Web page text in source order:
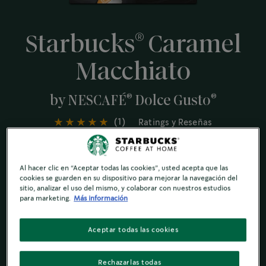
Starbucks® Caramel
Macchiato
by NESCAFÉ® Dolce Gusto®
(1) Ratings y Reseñas
Disfrutá del placer cremoso de la leche y el sabor a
caramelo de esta bebida clásica. Crealo en casa
Nuestro clásico con caramelo
Ingredient and Nutrition
Al hacer clic en “Aceptar todas las cookies”, usted acepta que las
cookies se guarden en su dispositivo para mejorar la navegación del
sitio, analizar el uso del mismo, y colaborar con nuestros estudios
para marketing.
Más información
Rechazarlas todas
Aceptar todas las cookies